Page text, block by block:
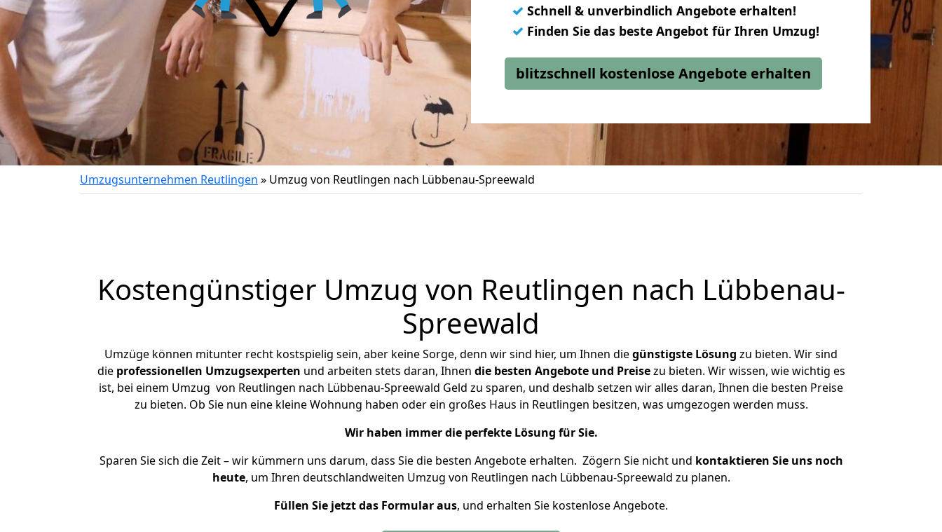
✓ Schnell & unverbindlich Angebote erhalten!
✓ Finden Sie das beste Angebot für Ihren Umzug!
blitzschnell kostenlose Angebote erhalten
Umzugsunternehmen Reutlingen » Umzug von Reutlingen nach Lübbenau-Spreewald
Kostengünstiger Umzug von Reutlingen nach Lübbenau-
Spreewald
Umzüge können mitunter recht kostspielig sein, aber keine Sorge, denn wir sind hier, um Ihnen diegünstigste Lösung zu bieten. Wir sind
die professionellen Umzugsexperten und arbeiten stets daran, Ihnen die besten Angebote und Preisezu bieten. Wir wissen, wie wichtig es
ist, bei einem Umzug von Reutlingen nach Lübbenau-Spreewald Geld zu sparen, und deshalb setzen wir alles daran, Ihnen die besten Preise
zu bieten. Ob Sie nun eine kleine Wohnung haben oder ein großes Haus in Reutlingen besitzen, was umgezogen werden muss.
Wir haben immer die perfekte Lösung für Sie.
Sparen Sie sich die Zeit – wir kümmern uns darum, dass Sie die besten Angebote erhalten. Zögern Sie nicht und kontaktieren Sie uns noch
heute, um Ihren deutschlandweiten Umzug von Reutlingen nach Lübbenau-Spreewald zu planen.
Füllen Sie jetzt das Formular aus, und erhalten Sie kostenlose Angebote.